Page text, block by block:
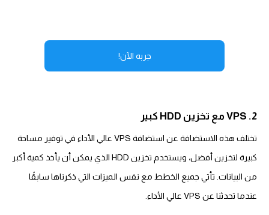
جربه الآن!
2. VPS مع تخزين HDD كبير
تختلف هذه الاستضافة عن استضافة VPS عالي الأداء في توفير مساحة
كبيرة لتخزين أفضل، ويستخدم تخزين HDD الذي يمكن أن يأخذ كمية أكبر
من البيانات. تأتي جميع الخطط مع نفس الميزات التي ذكرناها سابقًا
عندما تحدثنا عن VPS عالي الأداء.